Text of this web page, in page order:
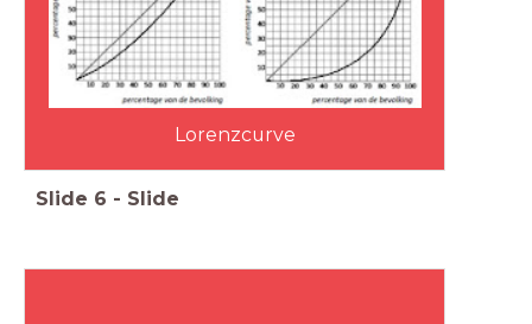
Lorenzcurve
Slide 6 - Slide